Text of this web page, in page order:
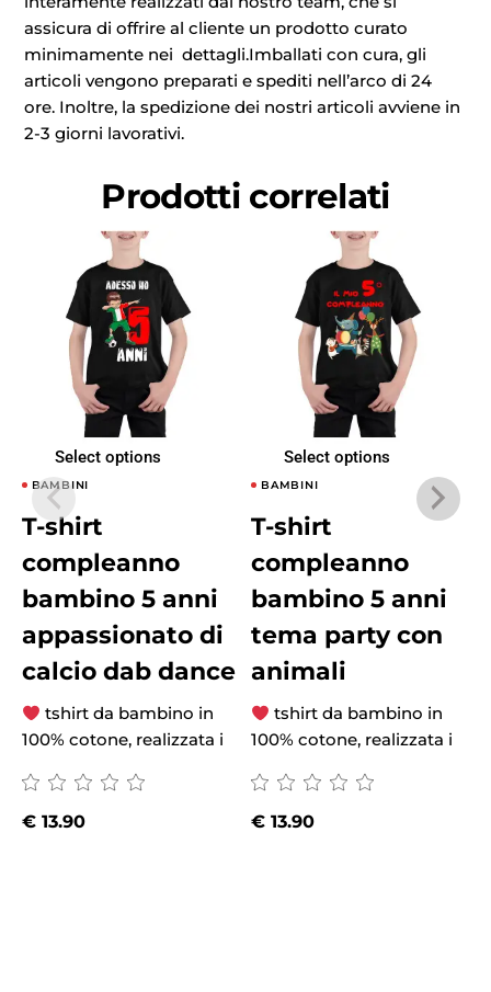
assicura di offrire al cliente un prodotto curato
minimamente nei dettagli.Imballati con cura, gli
articoli vengono preparati e spediti nell’arco di 24
ore. Inoltre, la spedizione dei nostri articoli avviene in
2-3 giorni lavorativi.
Prodotti correlati
Select options
BAMBINI
T-shirt
compleanno
bambino 5 anni
appassionato di
calcio dab dance
tshirt da bambino in
100% cotone, realizzata i
€13.90
Select options
BAMBINI
T-shirt
compleanno
bambino 5 anni
tema party con
animali
tshirt da bambino in
100% cotone, realizzata i
€ 13.90